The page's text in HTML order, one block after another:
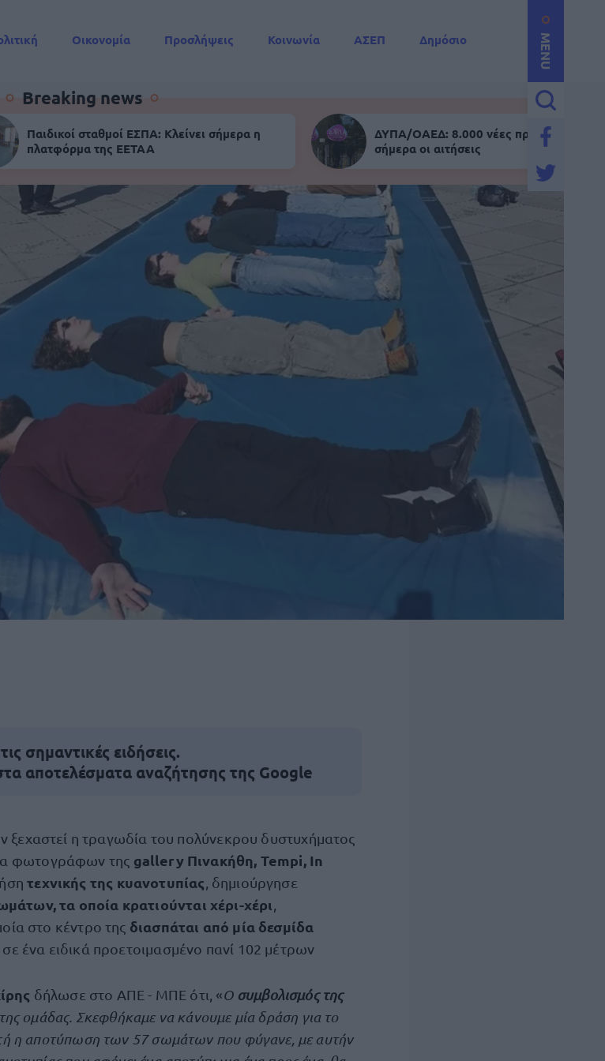
MENU
Οικονομία Προσλήψεις Κοινωνία ΑΣΕΠ
Δημόσιο
Breaking news
Παιδικοί σταθμοί ΕΣΠΑ: Κλείνει σήμερα η
πλατφόρμα της ΕΕΤΑΑ
ΔΥΠΑ/ΟΑΕΔ: 8.000 νέες προσλήψεις -
σήμερα οι αιτήσεις
σημαντικές ειδήσεις.
αποτελέσματα αναζήτησης της Google
ξεχαστεί η τραγωδία του πολύνεκρου δυστυχήματος
φωτογράφων της gallery Πινακήθη, Tempi, In
τεχνικής της κυανοτυπίας , δημιούργησε
τα οποία κρατιούνται χέρι-χέρι
στο κέντρο της διασπάται από μία δεσμίδα
ένα ειδικά προετοιμασμένο πανί 102 μέτρων
δήλωσε στο ΑΠΕ - ΜΠΕ ότι, «Ο συμβολισμός της
ομάδας. Σκεφθήκαμε να κάνουμε μία δράση για το
η αποτύπωση των 57 σωμάτων που φύγανε, με αυτήν